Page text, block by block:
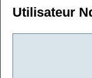
Utilisateur